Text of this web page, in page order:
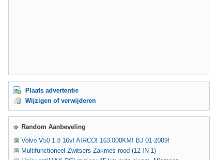
Plaats advertentie
Wijzigen of verwijderen
Random Aanbeveling
Volvo V50 1.8 16v! AIRCO! 163.000KM! BJ 01-2009!
Multifunctioneel Zwitsers Zakmes rood (12 IN 1)